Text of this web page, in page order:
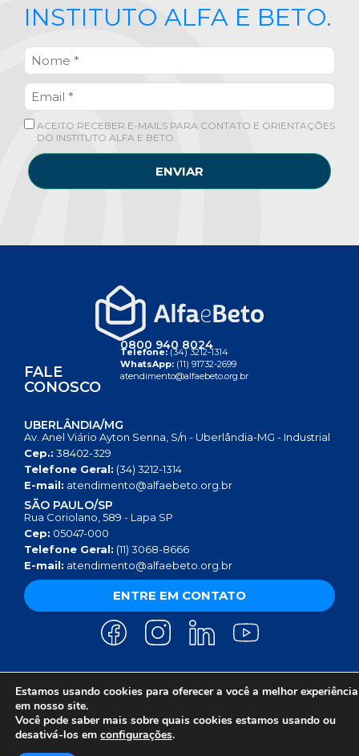
INSTITUTO ALFA E BETO.
ACEITO RECEBER E-MAILS PARA CONTATO E ORIENTAÇÕES
DO INSTITUTO ALFA E BETO.
ENVIAR
FALE
CONOSCO
0800 940 8024
Telefone:(34) 3212-1314
WhatsApp: (11) 91732-2699
atendimento@alfaebeto.org.br
UBERLÂNDIA/MG
Av. Anel Viário Ayton Senna, S/n - Uberlândia-MG - Industrial
Cep.: 38402-329
Telefone Geral: (34) 3212-1314
E-mail: atendimento@alfaebeto.org.br
SÃO PAULO/SP
Rua Coriolano, 589 - Lapa SP
Cep: 05047-000
Telefone Geral: (11) 3068-8666
E-mail: atendimento@alfaebeto.org.br
ENTRE EM CONTATO
AVISO DE PRIVACIDADE POLÍTICA DE PRIVACIDADE
AVISO SOBRE COOKIES
COPYRIGHT 2025 © INSTITUTO ALFA E BETO - 08.458.084/0001-13
Estamos usando cookies para oferecer a você a melhor experiência
em nosso site.
Você pode saber mais sobre quais cookies estamos usando ou
desativá-los em configurações.